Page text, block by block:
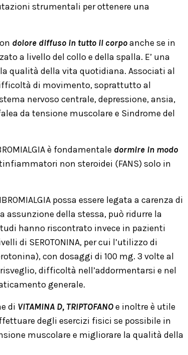
strumentali per ottenere una
dolore diffuso in tutto il corpoanche se in
a livello del collo e della spalla. E’ una
qualità della vita quotidiana. Associati al
di movimento, soprattutto al
nervoso centrale, depressione, ansia,
da tensione muscolare e Sindrome del
è fondamentale dormire in modo
non steroidei (FANS) solo in
possa essere legata a carenza di
assunzione della stessa, può ridurre la
hanno riscontrato invece in pazienti
di SEROTONINA, per cui l’utilizzo di
con dosaggi di 100 mg. 3 volte al
difficoltà nell’addormentarsi e nel
generale.
di VITAMINA D, TRIPTOFANOe inoltre è utile
degli esercizi fisici se possibile in
muscolare e migliorare la qualità della